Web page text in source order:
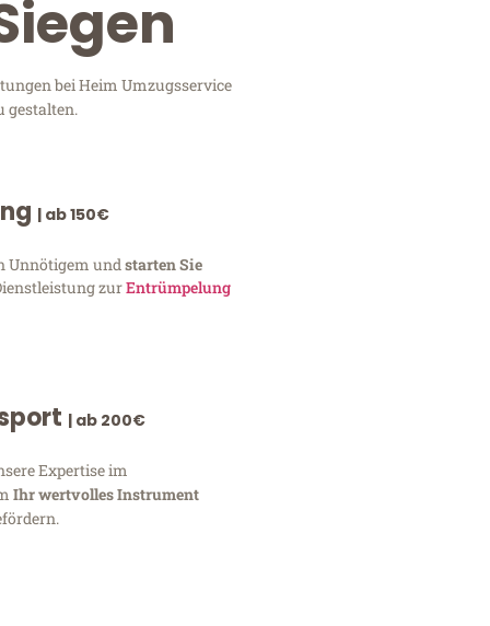
bei Heim Umzugsservice
gestalten.
| ab 150€
Unnötigem undstarten Sie
zurEntrümpelung
| ab 200€
Expertise im
Ihr wertvolles Instrument